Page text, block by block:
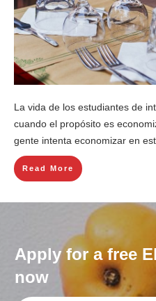
La vida de los estudiantes de
cuando el propósito es
gente intenta economizar en
Read More
Apply for a free
now